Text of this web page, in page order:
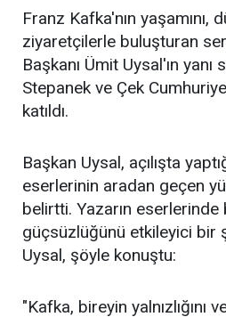
Franz Kafka'nın yaşamını,
ziyaretçilerle buluşturan
Başkanı Ümit Uysal'ın
Stepanek ve Çek
katıldı.
Başkan Uysal, açılışta
eserlerinin aradan geçen
belirtti. Yazarın eserlerinde
güçsüzlüğünü etkileyici bir
Uysal, şöyle konuştu:
"Kafka, bireyin